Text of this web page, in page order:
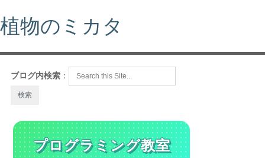
植物のミカタ
ブログ内検索 ：
プログラミング教室